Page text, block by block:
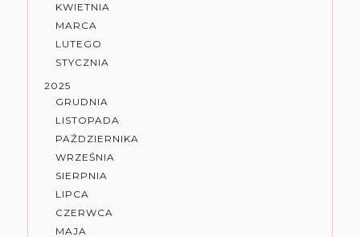
KWIETNIA
MARCA
LUTEGO
STYCZNIA
2025
GRUDNIA
LISTOPADA
PAŹDZIERNIKA
WRZEŚNIA
SIERPNIA
LIPCA
CZERWCA
MAJA